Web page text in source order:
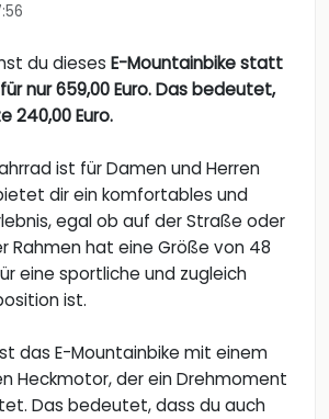
du dieses E-Mountainbike statt
nur 659,00 Euro. Das bedeutet,
240,00 Euro.
ist für Damen und Herren
dir ein komfortables und
egal ob auf der Straße oder
Rahmen hat eine Größe von 48
eine sportliche und zugleich
ist.
das E-Mountainbike mit einem
Heckmotor, der ein Drehmoment
Das bedeutet, dass du auch